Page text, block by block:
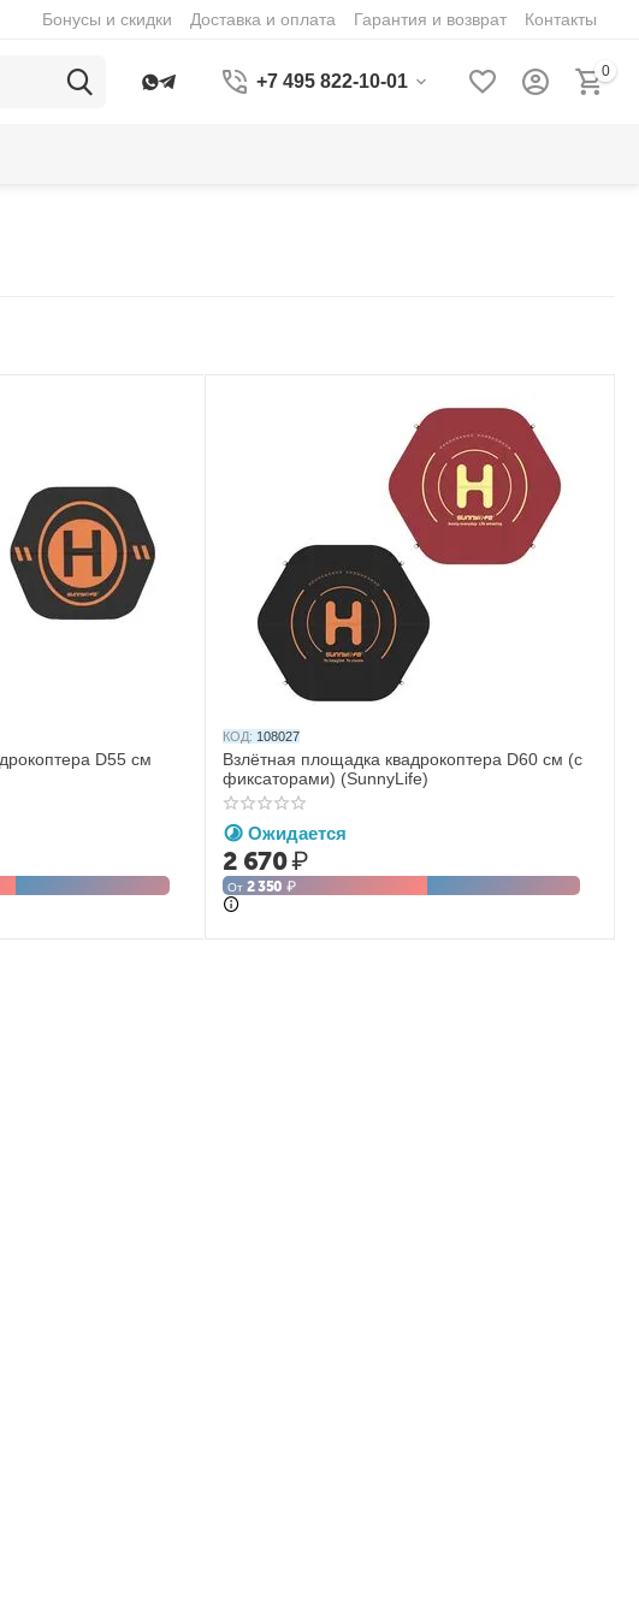
Бонусы и скидки Доставка и оплата Гарантия и возврат Контакты
+7 495 822-10-01 0
D55 см
КОД: 108027
Взлётная площадка квадрокоптера D60 см (с
фиксаторами) (SunnyLife)
Ожидается
2 670₽
От 2 350 ₽